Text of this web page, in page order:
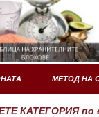
МЕТОД НА
КАТЕГОРИЯ по